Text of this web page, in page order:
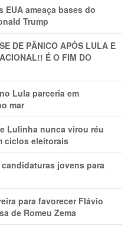
ameaça bases do
Trump
DE PÂNlCO APÓS LULA E
É O FIM DO
Lula parceria em
mar
Lulinha nunca virou réu
ciclos eleitorais
jovens para
para favorecer Flávio
de Romeu Zema